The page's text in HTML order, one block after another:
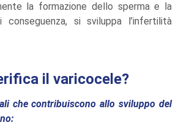
la formazione dello sperma e la
si sviluppa l’infertilità
il varicocele?
che contribuiscono allo sviluppo del